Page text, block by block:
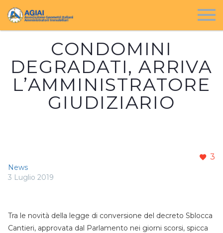
CONDOMINI
DEGRADATI, ARRIVA
L’AMMINISTRATORE
GIUDIZIARIO
3
News
3 Luglio 2019
Tra le novità della legge di conversione del decreto Sblocca
Cantieri, approvata dal Parlamento nei giorni scorsi, spicca